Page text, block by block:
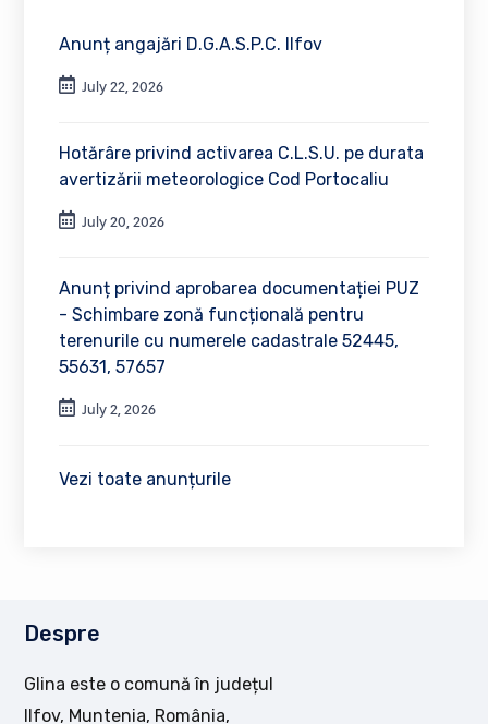
Anunț angajări D.G.A.S.P.C. Ilfov
July 22, 2026
Hotărâre privind activarea C.L.S.U. pe durata
avertizării meteorologice Cod Portocaliu
July 20, 2026
Anunț privind aprobarea documentației PUZ
- Schimbare zonă funcțională pentru
terenurile cu numerele cadastrale 52445,
55631, 57657
July 2, 2026
Vezi toate anunțurile
Despre
Glina este o comună în județul
Ilfov, Muntenia, România,